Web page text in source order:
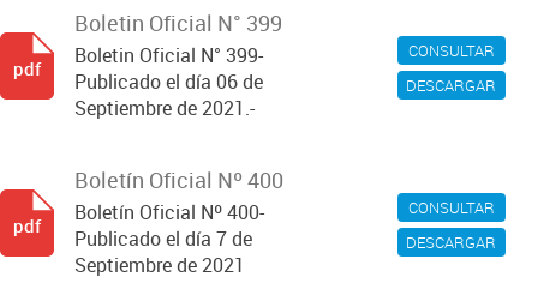
CONSULTAR
DESCARGAR
Boletin Oficial N° 399
Boletin Oficial N° 399-
Publicado el día 06 de
Septiembre de 2021.-
pdf
CONSULTAR
DESCARGAR
Boletín Oficial Nº 400
Boletín Oficial Nº 400-
Publicado el día 7 de
Septiembre de 2021
pdf